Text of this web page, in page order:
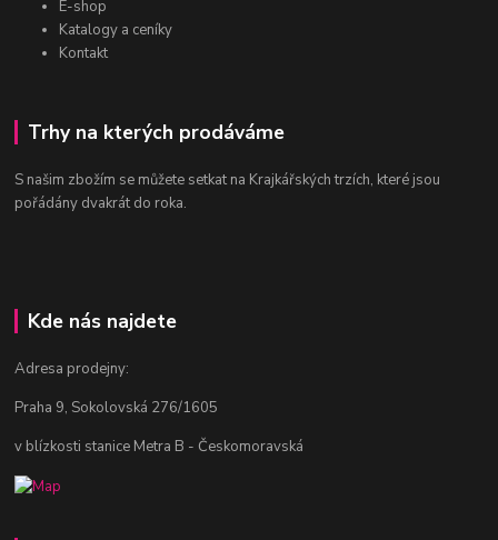
E-shop
Katalogy a ceníky
Kontakt
Trhy na kterých prodáváme
S našim zbožím se můžete setkat na Krajkářských trzích, které jsou
pořádány dvakrát do roka.
Kde nás najdete
Adresa prodejny:
Praha 9, Sokolovská 276/1605
v blízkosti stanice Metra B - Českomoravská